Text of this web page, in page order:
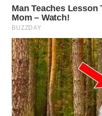
BINJAI
WN
CIREBON
WN
INDRAMAYU
WN